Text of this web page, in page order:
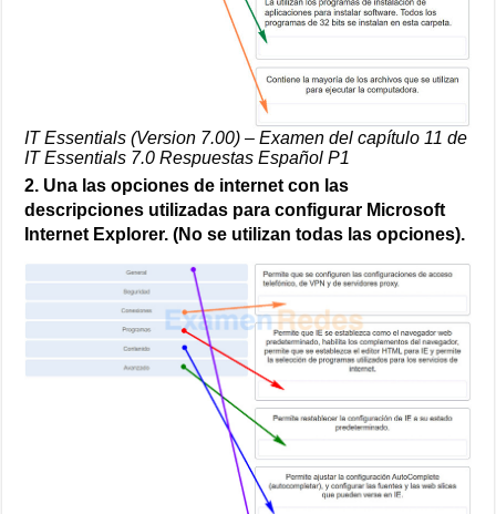
IT Essentials (Version 7.00) – Examen del capítulo 11 de
IT Essentials 7.0 Respuestas Español P1
2. Una las opciones de internet con las
descripciones utilizadas para configurar Microsoft
Internet Explorer. (No se utilizan todas las opciones).